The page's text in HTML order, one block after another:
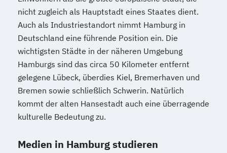
nicht zugleich als Hauptstadt eines Staates dient.
Auch als Industriestandort nimmt Hamburg in
Deutschland eine führende Position ein. Die
wichtigsten Städte in der näheren Umgebung
Hamburgs sind das circa 50 Kilometer entfernt
gelegene Lübeck, überdies Kiel, Bremerhaven und
Bremen sowie schließlich Schwerin. Natürlich
kommt der alten Hansestadt auch eine überragende
kulturelle Bedeutung zu.
Medien in Hamburg studieren